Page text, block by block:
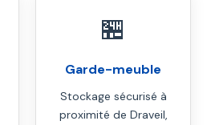
🏪
Garde-meuble
Stockage sécurisé à
proximité de Draveil,